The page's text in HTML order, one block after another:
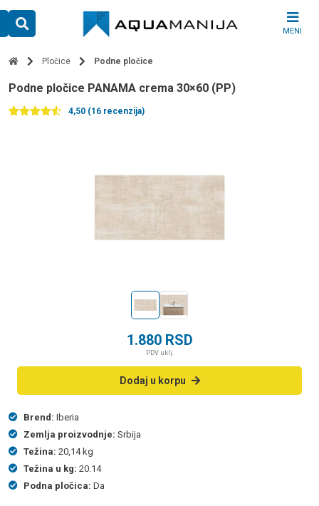
content
MENI
Pločice Podne pločice
Podne pločice PANAMA crema 30×60 (PP)
4,50 (16 recenzija)
1.880 RSD
PDV uklj.
Dodaj u korpu
Brend: Iberia
Zemlja proizvodnje: Srbija
Težina: 20,14 kg
Težina u kg: 20.14
Podna pločica: Da